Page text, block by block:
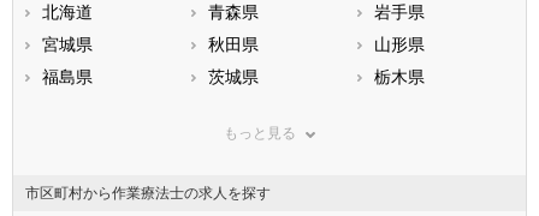
北海道 青森県
岩手県
宮城県
秋田県
山形県
福島県
茨城県
栃木県
神奈川県
石川県
福井県
もっと見る
市区町村から作業療法士の求人を探す